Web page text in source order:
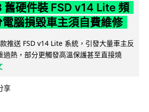
硬件裝 FSD v14 Lite 頻
腦損毀車主須自費維修
推送 FSD v14 Lite 系統，引發大量車主反
過熱，部分更觸發高溫保護甚至直接燒
享